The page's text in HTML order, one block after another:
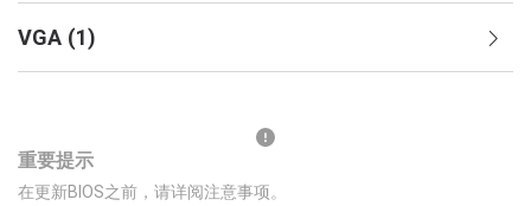
VGA (1)
重要提示
在更新BIOS之前，请详阅注意事项。